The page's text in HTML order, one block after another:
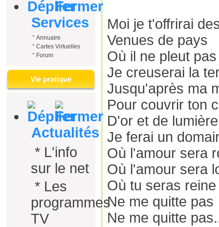
Services
° Annuaire
° Cartes Virtuelles
° Forum
Vie pratique
Actualités
* L'info
sur le net
* Les
programmes
TV
Moi je t'offrirai
Venues de pays
Où il ne pleut pas
Je creuserai la
Jusqu'après ma
Pour couvrir ton
D'or et de lumière
Je ferai un
Où l'amour sera
Où l'amour sera
Où tu seras reine
Ne me quitte pas
Ne me quitte